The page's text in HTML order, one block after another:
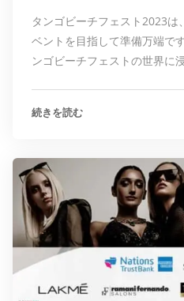
タンゴビーチフェスト2023は
ベントを目指して準備万端で
ンゴビーチフェストの世界に
続きを読む